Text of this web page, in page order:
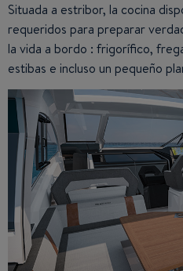
Situada a estribor, la cocina
requeridos para preparar
la vida a bordo : frigorífico,
estibas e incluso un pequeño